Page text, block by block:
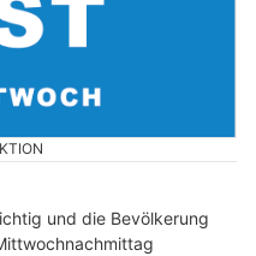
und die Bevölkerung